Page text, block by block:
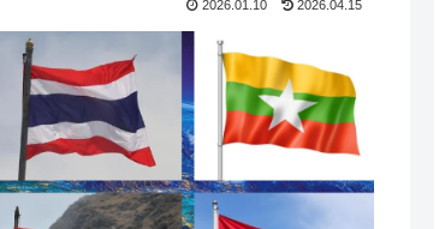
2026.01.10 2026.04.15